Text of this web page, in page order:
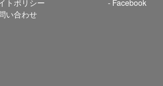
トポリシー
い合わせ
Facebook